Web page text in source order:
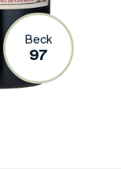
Beck
97